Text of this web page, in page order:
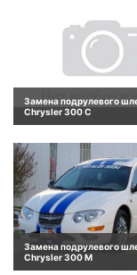
Замена подрулевого
Chrysler 300 C
Замена подрулевого
Chrysler 300 M